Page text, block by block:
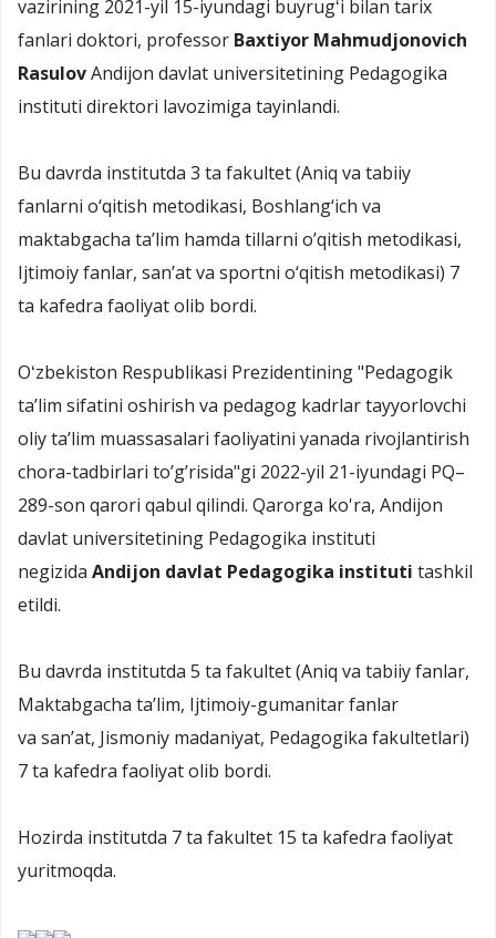
vazirining 2021-yil 15-iyundagi buyrugʻi bilan tarix
fanlari doktori, professor Baxtiyor Mahmudjonovich
RasulovAndijon davlat universitetining Pedagogika
instituti direktori lavozimiga tayinlandi.
Bu davrda institutda 3 ta fakultet (Aniq va tabiiy
fanlarni o‘qitish metodikasi, Boshlang‘ich va
maktabgacha ta’lim hamda tillarni o’qitish metodikasi,
Ijtimoiy fanlar, san’at va sportni o‘qitish metodikasi) 7
ta kafedra faoliyat olib bordi.
Oʻzbekiston Respublikasi Prezidentining "Pedagogik
taʼlim sifatini oshirish va pedagog kadrlar tayyorlovchi
oliy taʼlim muassasalari faoliyatini yanada rivojlantirish
chora-tadbirlari toʼgʼrisida"gi 2022-yil 21-iyundagi PQ–
289-son qarori qabul qilindi. Qarorga ko'ra, Andijon
davlat universitetining Pedagogika instituti
negizida Andijon davlat Pedagogika instituti tashkil
etildi.
Bu davrda institutda 5 ta fakultet (Aniq va tabiiy fanlar,
Maktabgacha ta’lim, Ijtimoiy-gumanitar fanlar
va san’at, Jismoniy madaniyat, Pedagogika fakultetlari)
7 ta kafedra faoliyat olib bordi.
Hozirda institutda 7 ta fakultet 15 ta kafedra faoliyat
yuritmoqda.​​​​